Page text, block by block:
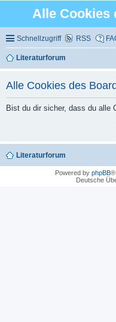
Alle Cookies
Schnellzugriff RSS
Literaturforum
Alle Cookies des
Bist du dir sicher, dass du alle
Literaturforum
Powered by phpBB®
Deutsche